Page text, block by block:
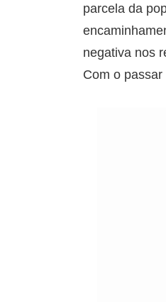
parcela da
negativa nos
Com o